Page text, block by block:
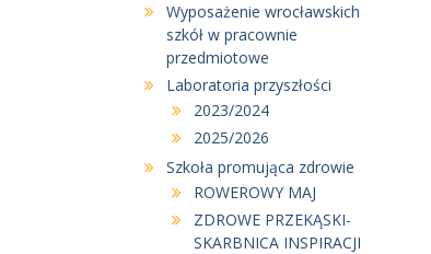
Wyposażenie wrocławskich
szkół w pracownie
przedmiotowe
Laboratoria przyszłości
2023/2024
2025/2026
Szkoła promująca zdrowie
ROWEROWY MAJ
ZDROWE PRZEKĄSKI-
SKARBNICA INSPIRACJI